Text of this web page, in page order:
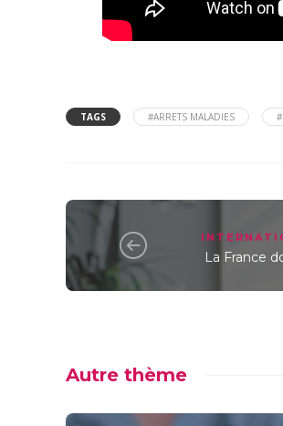
TAGS #ARRETS MALADIES
La France
Autre thème